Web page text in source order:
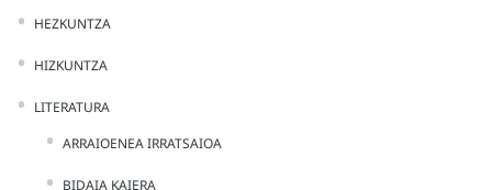
HEZKUNTZA
HIZKUNTZA
LITERATURA
ARRAIOENEA IRRATSAIOA
BIDAIA KAIERA